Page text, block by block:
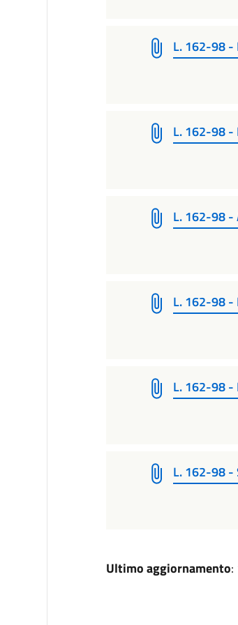
L. 162-98 -
L. 162-98 -
L. 162-98 -
L. 162-98 -
L. 162-98 -
L. 162-98 -
Ultimo aggiornamento: